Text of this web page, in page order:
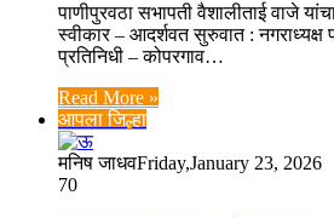
पाणीपुरवठा सभापती वैशालीताई वाजे
स्वीकार – आदर्शवत सुरुवात : नगराध्यक्ष
प्रतिनिधी – कोपरगाव…
Read More »
आपला जिल्हा
मनिष जाधवFriday,January 23, 2026
70